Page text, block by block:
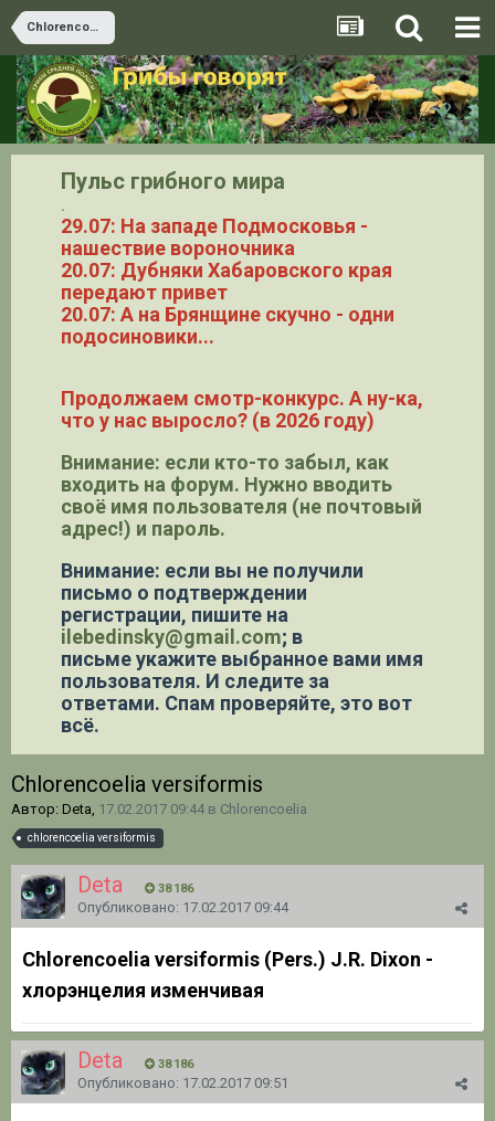
Chlorencoelia
Пульс грибного мира
.
29.07: На западе Подмосковья -
нашествие вороночника
20.07: Дубняки Хабаровского края
передают привет
20.07: А на Брянщине скучно - одни
подосиновики...
Продолжаем смотр-конкурс. А ну-ка,
что у нас выросло? (в 2026 году)
Внимание: если кто-то забыл, как
входить на форум. Нужно вводить
своё имя пользователя (не почтовый
адрес!) и пароль.
Внимание: если вы не получили
письмо о подтверждении
регистрации, пишите на
ilebedinsky@gmail.com; в
письме укажите выбранное вами имя
пользователя. И следите за
ответами. Спам проверяйте, это вот
всё.
Chlorencoelia versiformis
Автор: Deta, 17.02.2017 09:44 в Chlorencoelia
chlorencoelia versiformis
Deta 38 186
Опубликовано: 17.02.2017 09:44
Chlorencoelia versiformis (Pers.) J.R. Dixon -
хлорэнцелия изменчивая
Deta 38 186
Опубликовано: 17.02.2017 09:51